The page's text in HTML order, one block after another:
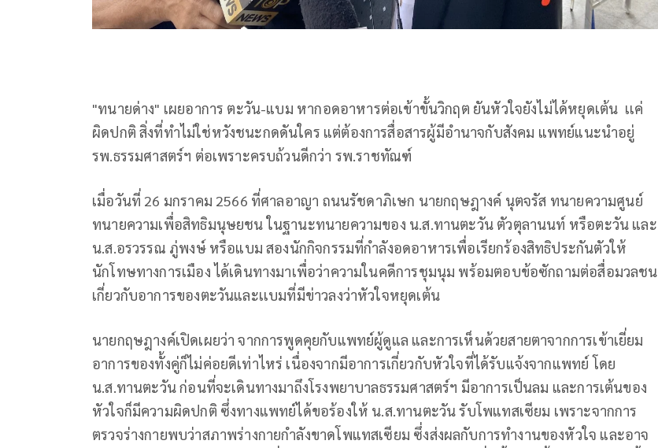
"ทนายด่าง" เผยอาการ ตะวัน-แบม หากอดอาหารต่อเข้าขั้นวิกฤต ยันหัวใจยังไม่ได้หยุดเต้น เเค่
ผิดปกติ สิ่งที่ทำไม่ใช่หวังชนะกดดันใคร แต่ต้องการสื่อสารผู้มีอำนาจกับสังคม แพทย์แนะนำอยู่
รพ.ธรรมศาสตร์ฯ ต่อเพราะครบถ้วนดีกว่า รพ.ราชทัณฑ์
เมื่อวันที่ 26 มกราคม 2566 ที่ศาลอาญา ถนนรัชดาภิเษก นายกฤษฎางค์ นุตจรัส ทนายความศูนย์
ทนายความเพื่อสิทธิมนุษยชน ในฐานะทนายความของ น.ส.ทานตะวัน ตัวตุลานนท์ หรือตะวัน และ
น.ส.อรวรรณ ภู่พงษ์ หรือแบม สองนักกิจกรรมที่กำลังอดอาหารเพื่อเรียกร้องสิทธิประกันตัวให้
นักโทษทางการเมือง ได้เดินทางมาเพื่อว่าความในคดีการชุมนุม พร้อมตอบข้อซักถามต่อสื่อมวลชน
เกี่ยวกับอาการของตะวันและเเบมที่มีข่าวลงว่าหัวใจหยุดเต้น
นายกฤษฎางค์เปิดเผยว่า จากการพูดคุยกับแพทย์ผู้ดูแล และการเห็นด้วยสายตาจากการเข้าเยี่ยม
อาการของทั้งคู่ก็ไม่ค่อยดีเท่าไหร่ เนื่องจากมีอาการเกี่ยวกับหัวใจที่ได้รับแจ้งจากแพทย์ โดย
น.ส.ทานตะวัน ก่อนที่จะเดินทางมาถึงโรงพยาบาลธรรมศาสตร์ฯ มีอาการเป็นลม และการเต้นของ
หัวใจก็มีความผิดปกติ ซึ่งทางแพทย์ได้ขอร้องให้ น.ส.ทานตะวัน รับโพแทสเซียม เพราะจากการ
ตรวจร่างกายพบว่าสภาพร่างกายกำลังขาดโพแทสเซียม ซึ่งส่งผลกับการทำงานของหัวใจ และอาจ